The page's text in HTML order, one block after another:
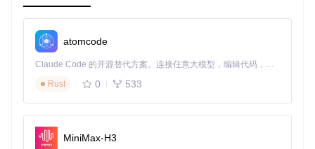
    H --> I[材质映射]
    I --> J[优化处理]
2.2 关键技术创新点
自适应光线采样系统：根据模型复杂度动态调整采样密度，在
复杂曲面区域自动提升采样率（最高达16x），在平坦区域降
低采样率，实现质量与性能的平衡。
atomcode
Claude Code 的开源替代方案。连接任意大模型，编辑代码，运行命令，自动验证 — 全自动执行。用 Rust 构建，极致性能。 ｜ An open-source alternative to Claude Code. Connect any LLM, edit code, run commands, and verify changes — autonomously. Built in Rust for speed. Get Started
Rust
0 533
MiniMax-H3